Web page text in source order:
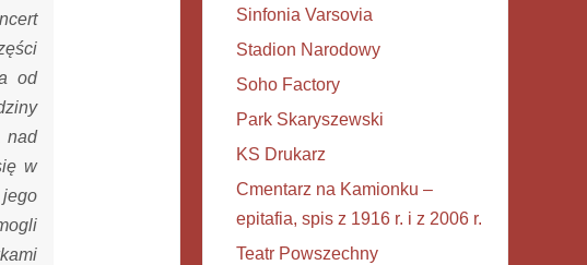
od
nad
w
Sinfonia Varsovia
Stadion Narodowy
Soho Factory
Park Skaryszewski
KS Drukarz
Cmentarz na Kamionku –
epitafia, spis z 1916 r. i z 2006 r.
Teatr Powszechny